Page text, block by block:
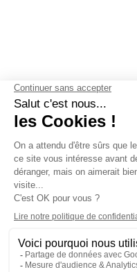
Contactez-nous-
confidentialité-Gestion des